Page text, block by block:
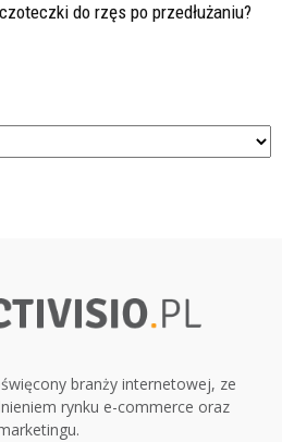
do rzęs po przedłużaniu?
branży internetowej, ze
rynku e-commerce oraz